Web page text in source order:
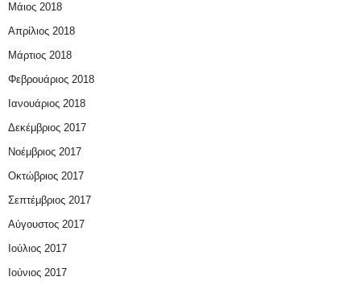
Μάιος 2018
Απρίλιος 2018
Μάρτιος 2018
Φεβρουάριος 2018
Ιανουάριος 2018
Δεκέμβριος 2017
Νοέμβριος 2017
Οκτώβριος 2017
Σεπτέμβριος 2017
Αύγουστος 2017
Ιούλιος 2017
Ιούνιος 2017